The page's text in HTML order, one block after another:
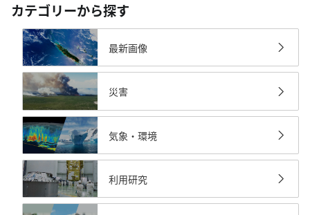
カテゴリーから探す
最新画像
災害
気象・環境
利用研究